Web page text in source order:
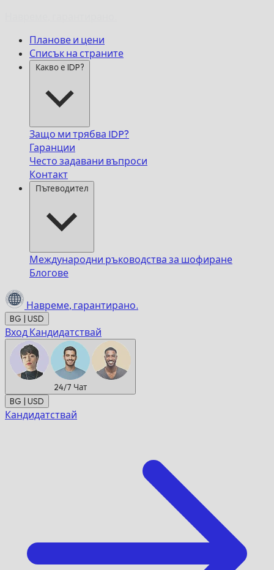
Планове и цени
Списък на страните
Какво е IDP?
Защо ми трябва IDP?
Гаранции
Често задавани въпроси
Контакт
Пътеводител
Международни ръководства за шофиране
Блогове
Навреме, гарантирано.
BG | USD
Вход Кандидатствай
24/7 Чат
BG | USD
Кандидатствай